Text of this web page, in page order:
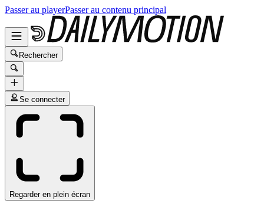
Passer au playerPasser au contenu principal
Rechercher
Se connecter
Regarder en plein écran